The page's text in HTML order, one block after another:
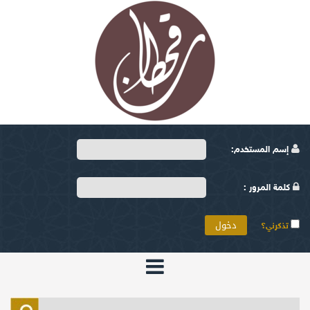
إسم المستخدم:
كلمة المرور :
تذكرني؟